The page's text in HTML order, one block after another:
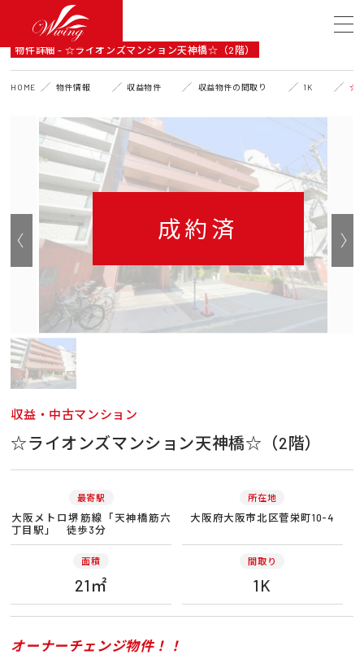
DETAIL
物件詳細 - ☆ライオンズマンション天神橋☆（2階）
HOME 物件情報 収益物件 収益物件の間取り 1K ☆
成約済
収益・中古マンション
☆ライオンズマンション天神橋☆（2階）
最寄駅
大阪メトロ堺筋線「天神橋筋六
丁目駅」 徒歩3分
所在地
大阪府大阪市北区菅栄町10-4
面積
21㎡
間取り
1K
オーナーチェンジ物件！！